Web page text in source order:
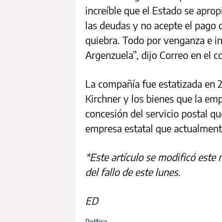
increíble que el Estado se
las deudas y no acepte el pago
quiebra. Todo por venganza e
Argenzuela”, dijo Correo en el
La compañía fue estatizada en
Kirchner y los bienes que la
concesión del servicio postal
empresa estatal que
*Este artículo se modificó este
del fallo de este lunes.
ED